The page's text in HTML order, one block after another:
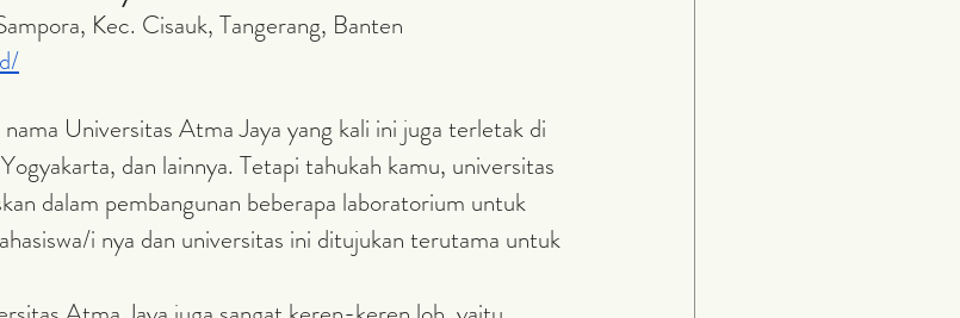
Kec. Cisauk, Tangerang, Banten
dan lainnya. Tetapi tahukah kamu, universitas
dalam pembangunan beberapa laboratorium untuk
i nya dan universitas ini ditujukan terutama untuk